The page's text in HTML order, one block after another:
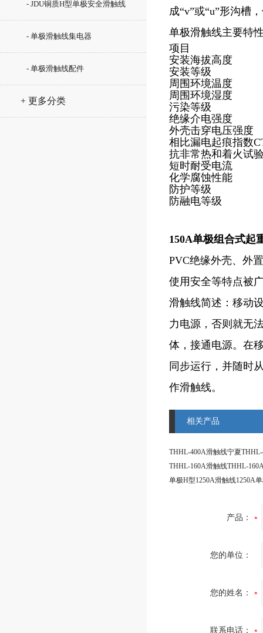
- JDU铜质H型单极安全滑触线
- 单极滑触线集电器
- 单极滑触线配件
+ 更多分类
成“v”或“u”形沟槽
单极滑触线主要特
项目
安装海拔高度
安装等级
周围环境温度
周围环境湿度
污染等级
绝缘介电强度
外壳击穿电压强度
相比漏电起痕指数
抗非常热和着火试
短时耐受电流
化学腐蚀性能
防护等级
防融电等级
150A单极组合式起
PVC绝缘外壳、外
使用安全等特点被
滑触线简述：移动
力电源，否则就无
体，接通电源。在
同步运行，并随时
作滑触线。
相关产品
产品：
您的单位：
您的姓名：
联系电话：